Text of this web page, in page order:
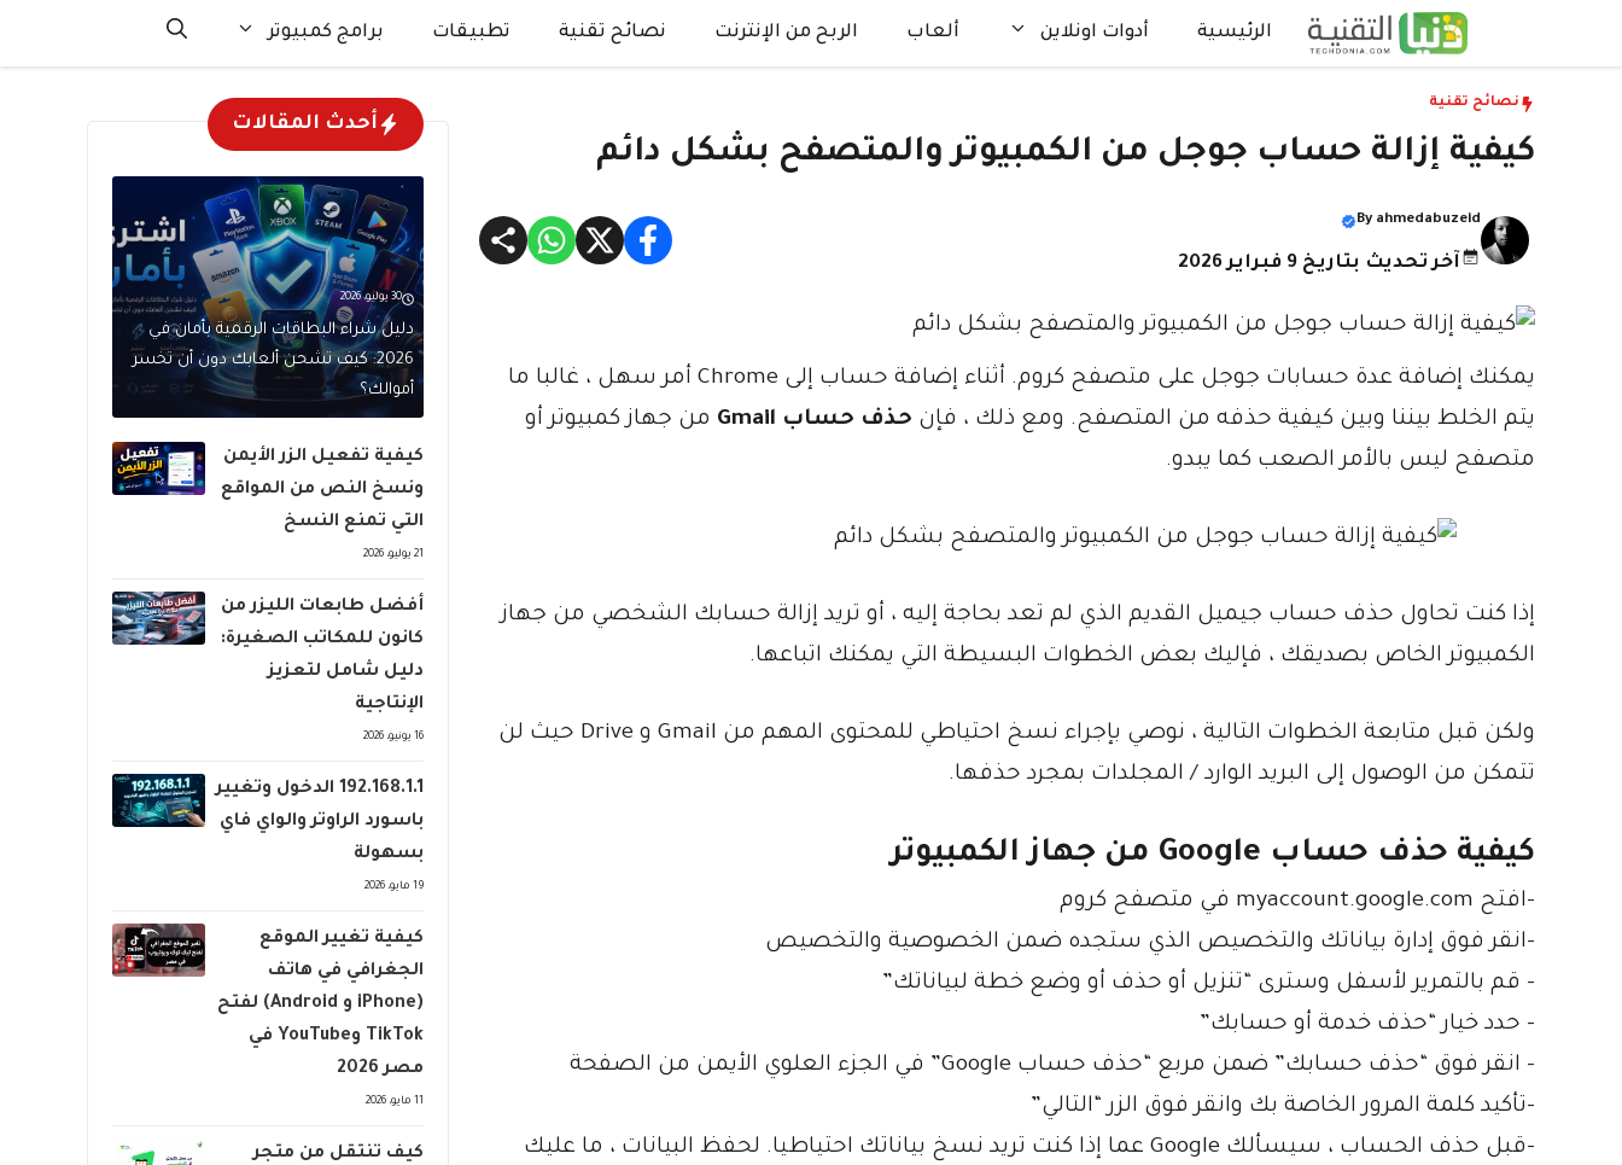
إلى
الرئيسية أدوات اونلاين ألعاب الربح من الإنترنت نصائح تقنية تطبيقات برامج كمبيوتر
نصائح تقنية
كيفية إزالة حساب جوجل من الكمبيوتر والمتصفح بشكل دائم
By ahmedabuzeid
آخر تحديث بتاريخ 9 فبراير 2026
يمكنك إضافة عدة حسابات جوجل على متصفح كروم. أثناء إضافة حساب إلى Chrome أمر سهل ، غالبا ما
يتم الخلط بيننا وبين كيفية حذفه من المتصفح. ومع ذلك ، فإن حذف حساب Gmail
من جهاز كمبيوتر أو
متصفح ليس بالأمر الصعب كما يبدو.
إذا كنت تحاول حذف حساب جيميل القديم الذي لم تعد بحاجة إليه ، أو تريد إزالة حسابك الشخصي من جهاز
الكمبيوتر الخاص بصديقك ، فإليك بعض الخطوات البسيطة التي يمكنك اتباعها.
ولكن قبل متابعة الخطوات التالية ، نوصي بإجراء نسخ احتياطي للمحتوى المهم من Gmail و Drive حيث لن
تتمكن من الوصول إلى البريد الوارد / المجلدات بمجرد حذفها.
كيفية حذف حساب Google من جهاز الكمبيوتر
-افتح myaccount.google.com في متصفح كروم
-انقر فوق إدارة بياناتك والتخصيص الذي ستجده ضمن الخصوصية والتخصيص
– قم بالتمرير لأسفل وسترى “تنزيل أو حذف أو وضع خطة لبياناتك”
– حدد خيار “حذف خدمة أو حسابك”
– انقر فوق “حذف حسابك” ضمن مربع “حذف حساب Google” في الجزء العلوي الأيمن من الصفحة
-تأكيد كلمة المرور الخاصة بك وانقر فوق الزر “التالي”
-قبل حذف الحساب ، سيسألك Google عما إذا كنت تريد نسخ بياناتك احتياطيا. لحفظ البيانات ، ما عليك
أحدث المقالات
30 يوليو، 2026
دليل شراء البطاقات الرقمية بأمان في
2026: كيف تشحن ألعابك دون أن تخسر
أموالك؟
كيفية تفعيل الزر الأيمن
ونسخ النص من المواقع
التي تمنع النسخ
21 يوليو، 2026
أفضل طابعات الليزر من
كانون للمكاتب الصغيرة:
دليل شامل لتعزيز
الإنتاجية
16 يونيو، 2026
192.168.1.1 الدخول وتغيير
باسورد الراوتر والواي فاي
بسهولة
19 مايو، 2026
كيفية تغيير الموقع
الجغرافي في هاتف
(iPhone و Android) لفتح
TikTok وYouTube في
مصر 2026
11 مايو، 2026
كيف تنتقل من متجر